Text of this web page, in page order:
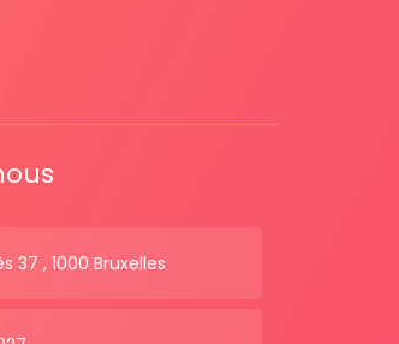
37 , 1000 Bruxelles